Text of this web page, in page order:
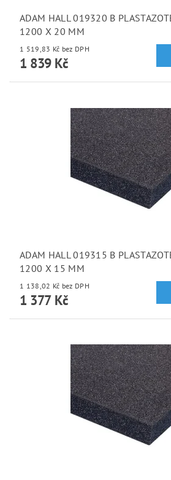
ADAM HALL 019320 B
1200 X 20 MM
1 519,83 Kč bez DPH
1 839 Kč
ADAM HALL 019315 B
1200 X 15 MM
1 138,02 Kč bez DPH
1 377 Kč